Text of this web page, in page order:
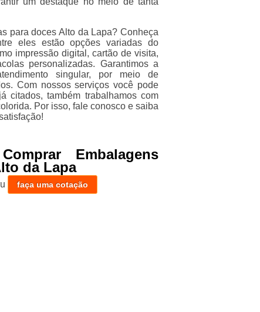
para doces Alto da Lapa? Conheça
eles estão opções variadas do
impressão digital, cartão de visita,
personalizadas. Garantimos a
singular, por meio de
Com nossos serviços você pode
citados, também trabalhamos com
Por isso, fale conosco e saiba
Embalagens
da Lapa
faça uma cotação